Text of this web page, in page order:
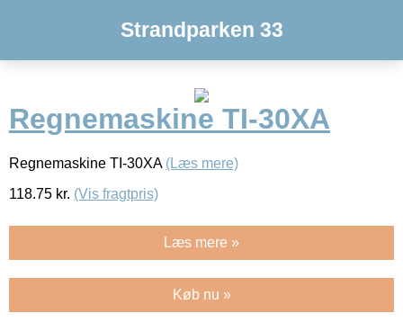
Strandparken 33
Regnemaskine TI-30XA
Regnemaskine TI-30XA (Læs mere)
118.75 kr. (Vis fragtpris)
Læs mere »
Køb nu »